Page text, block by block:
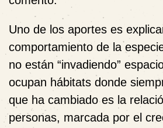
Uno de los aportes es
comportamiento de la
no están “invadiendo”
ocupan hábitats donde
que ha cambiado es la
personas, marcada por el